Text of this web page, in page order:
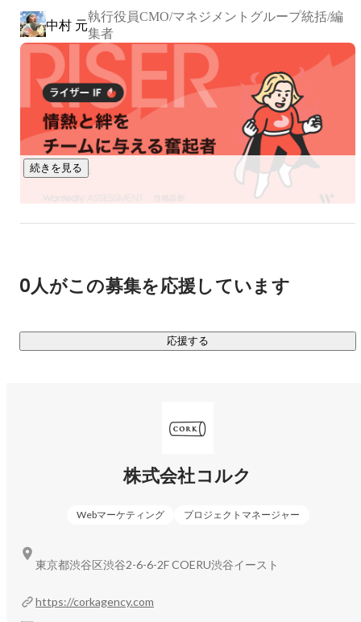
中村 元
執行役員CMO/マネジメントグループ統括/編
集者
マーケティング
続きを見る
0人がこの募集を応援しています
応援する
株式会社コルク
Webマーケティング プロジェクトマネージャー
https://corkagency.com
東京都渋谷区渋谷2-6-6-2F COERU渋谷イースト